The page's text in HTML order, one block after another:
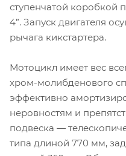
ступенчатой коробкой
4”. Запуск двигателя
рычага кикстартера.
Мотоцикл имеет вес
хром-молибденового
эффективно
неровностям и
подвеска —
типа длиной 770 мм,